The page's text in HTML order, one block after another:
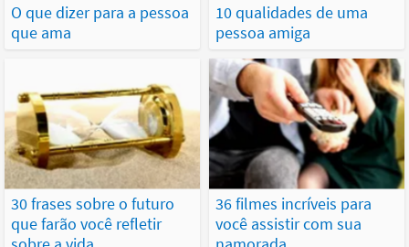
O que dizer para a pessoa
que ama
10 qualidades de uma
pessoa amiga
30 frases sobre o futuro
que farão você refletir
36 filmes incríveis para
você assistir com sua